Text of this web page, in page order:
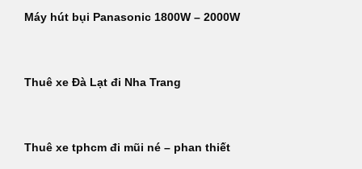
Máy hút bụi Panasonic 1800W – 2000W
Thuê xe Đà Lạt đi Nha Trang
Thuê xe tphcm đi mũi né – phan thiết